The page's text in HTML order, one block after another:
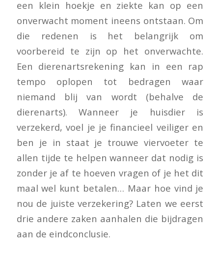
een klein hoekje en ziekte kan op een
onverwacht moment ineens ontstaan. Om
die redenen is het belangrijk om
voorbereid te zijn op het onverwachte.
Een dierenartsrekening kan in een rap
tempo oplopen tot bedragen waar
niemand blij van wordt (behalve de
dierenarts). Wanneer je huisdier is
verzekerd, voel je je financieel veiliger en
ben je in staat je trouwe viervoeter te
allen tijde te helpen wanneer dat nodig is
zonder je af te hoeven vragen of je het dit
maal wel kunt betalen… Maar hoe vind je
nou de juiste verzekering? Laten we eerst
drie andere zaken aanhalen die bijdragen
aan de eindconclusie.